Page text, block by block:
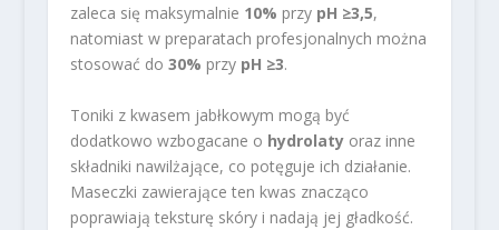
zaleca się maksymalnie 10% przy pH ≥3,5,
natomiast w preparatach profesjonalnych można
stosować do 30% przy pH ≥3.
Toniki z kwasem jabłkowym mogą być
dodatkowo wzbogacane o hydrolatyoraz inne
składniki nawilżające, co potęguje ich działanie.
Maseczki zawierające ten kwas znacząco
poprawiają teksturę skóry i nadają jej gładkość.